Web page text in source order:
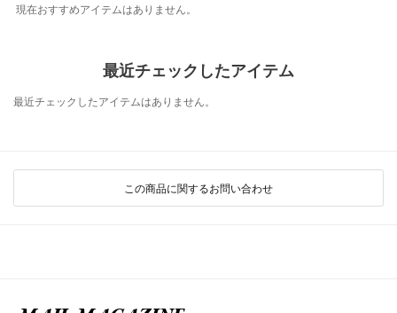
現在おすすめアイテムはありません。
最近チェックしたアイテム
最近チェックしたアイテムはありません。
この商品に関するお問い合わせ